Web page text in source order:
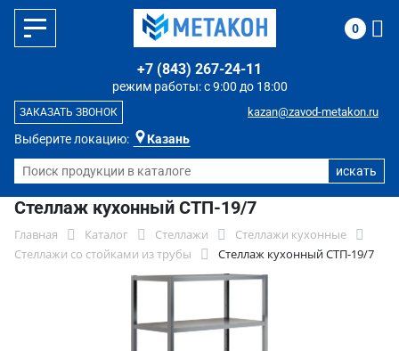
Выберите локацию: Казань
режим работы: с 9:00 до 18:00
+7 (843) 267-24-11
kazan@zavod-metakon.ru
ЗАКАЗАТЬ ЗВОНОК
0
Стеллаж кухонный СТП-19/7
Главная Каталог Стеллажи
Стеллажи кухонные
Стеллажи со стойками из трубы
Стеллаж кухонный СТП-19/7